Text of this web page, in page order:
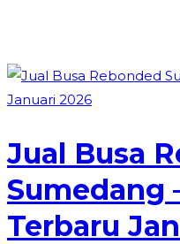
Jual Busa
Sumedang
Terbaru